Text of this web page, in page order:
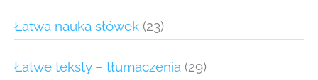
Łatwa nauka słówek (23)
Łatwe teksty – tłumaczenia (29)